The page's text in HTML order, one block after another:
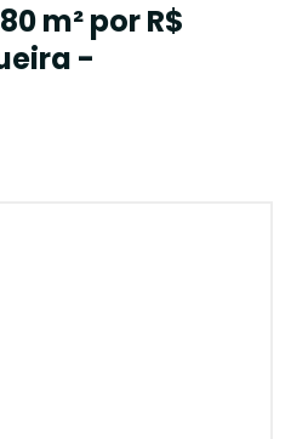
m² por R$
-